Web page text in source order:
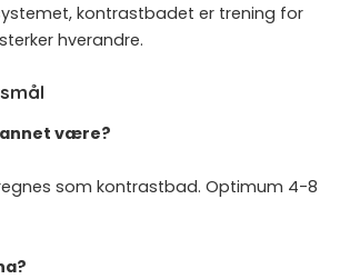
kontrastbadet er trening for
hverandre.
være?
regnes som kontrastbad. Optimum 4-8